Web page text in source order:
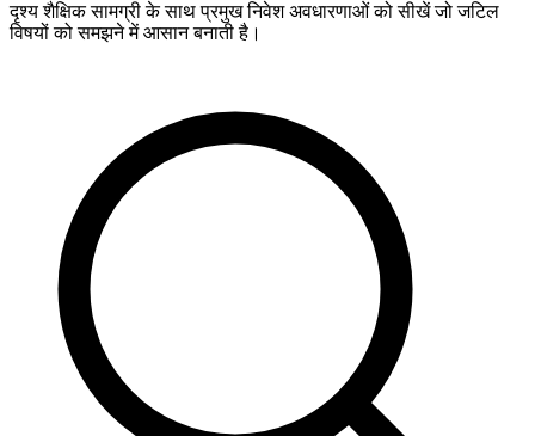
दृश्य शैक्षिक सामग्री के साथ प्रमुख निवेश अवधारणाओं को सीखें जो जटिल
विषयों को समझने में आसान बनाती है।